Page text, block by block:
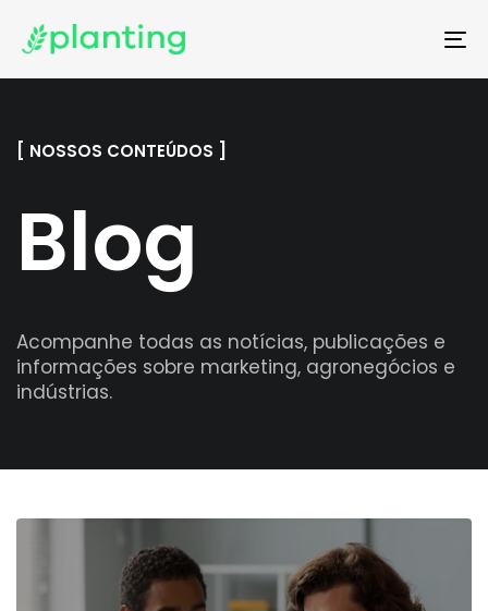
[ NOSSOS CONTEÚDOS ]
Blog
Acompanhe todas as notícias, publicações e
informações sobre marketing, agronegócios e
indústrias.